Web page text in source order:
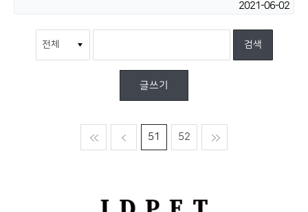
2021-06-02
글쓰기
맨처음 이전
51 52